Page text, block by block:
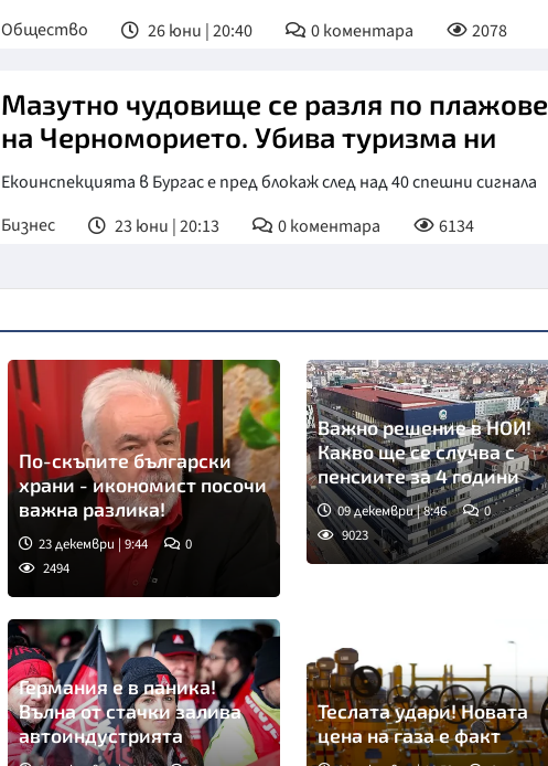
Общество
26 юни | 20:40 0коментара 2078
Мазутно чудовище се разля по
на Черноморието. Убива туризма ни
Екоинспекцията в Бургас е пред блокаж след над 40 спешни сигнала
Бизнес
23 юни | 20:13 0коментара 6134
Снимка: Нова телевизия
По-скъпите български
храни - икономист посочи
важна разлика!
23 декември | 9:44
0
2494
Важно решение в НОИ!
Какво ще се случва с
пенсиите за 4 години
09 декември | 8:46
0
9023
Германия е в паника!
Вълна от стачки залива
автоиндустрията
Теслата удари! Новата
цена на газа е факт